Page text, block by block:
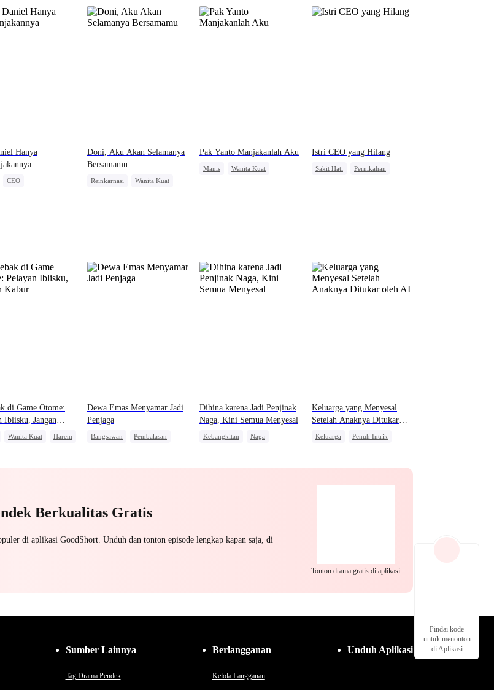
Hanya
CEO
Doni, Aku Akan Selamanya
Bersamamu
Reinkarnasi
Wanita Kuat
Pak Yanto Manjakanlah Aku
Manis
Wanita Kuat
Istri CEO yang Hilang
Sakit Hati
Pernikahan
di Game Otome:
Iblisku, Jangan
Wanita Kuat Harem
Dewa Emas Menyamar Jadi
Penjaga
Bangsawan
Pembalasan
Dihina karena Jadi Penjinak
Naga, Kini Semua Menyesal
Kebangkitan
Naga
Keluarga yang Menyesal
Setelah Anaknya Ditukar
oleh AI
Keluarga
Penuh Intrik
Berkualitas Gratis
di aplikasi GoodShort. Unduh dan tonton episode lengkap kapan saja, di
Tonton drama gratis di aplikasi
Sumber Lainnya
Tag Drama Pendek
Berlangganan
Kelola Langganan
Unduh Aplikasi
Pindai kode
untuk menonton
di Aplikasi